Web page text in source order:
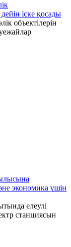
іске қосады
объектілерін
экономика үшін
елеулі
станциясын